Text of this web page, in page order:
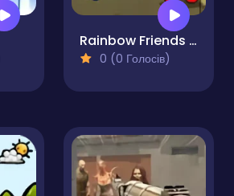
Rainbow Friends Survival
0 (0 Голосів)